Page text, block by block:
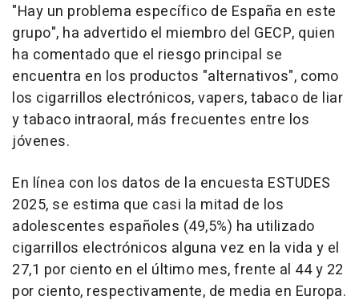
"Hay un problema específico de España en este
grupo", ha advertido el miembro del GECP, quien
ha comentado que el riesgo principal se
encuentra en los productos "alternativos", como
los cigarrillos electrónicos, vapers, tabaco de liar
y tabaco intraoral, más frecuentes entre los
jóvenes.
En línea con los datos de la encuesta ESTUDES
2025, se estima que casi la mitad de los
adolescentes españoles (49,5%) ha utilizado
cigarrillos electrónicos alguna vez en la vida y el
27,1 por ciento en el último mes, frente al 44 y 22
por ciento, respectivamente, de media en Europa.